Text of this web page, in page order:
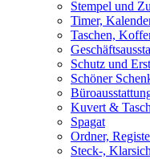
Stempel und
Timer,
Taschen,
Schutz und
Schöner
Kuvert &
Spagat
Ordner,
Steck-,